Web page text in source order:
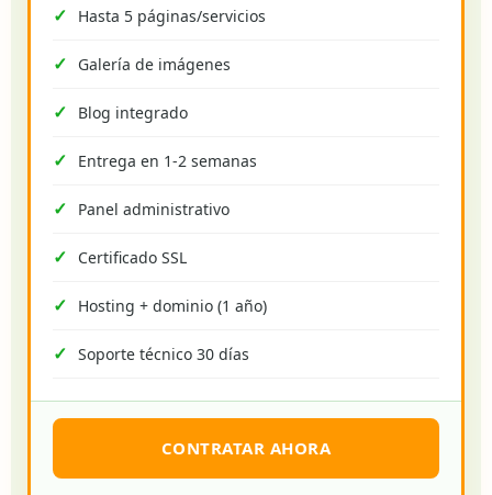
Hasta 5 páginas/servicios
Galería de imágenes
Blog integrado
Entrega en 1-2 semanas
Panel administrativo
Certificado SSL
Hosting + dominio (1 año)
Soporte técnico 30 días
CONTRATAR AHORA